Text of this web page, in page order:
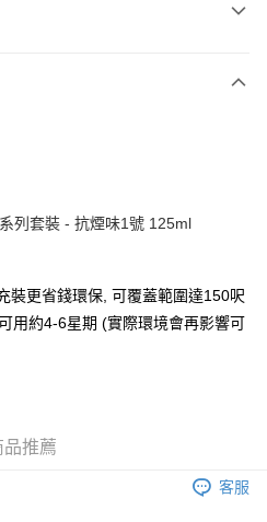
點等 , 如須智能樻提貨請輸入順
以上免運費
工作天送達所選店舖, 客人會收到S
列套裝 - 抗煙味1號 125ml
裝更省錢環保, 可覆蓋範圍達150呎
用約4-6星期 (實際環境會再影響可
品推薦
客服